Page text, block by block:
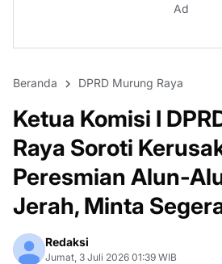
Ad
Beranda DPRD Murung Raya
Ketua Komisi I
Raya Soroti
Peresmian Alun-
Jerah, Minta
Redaksi
Jumat, 3 Juli 2026 01:39 WIB